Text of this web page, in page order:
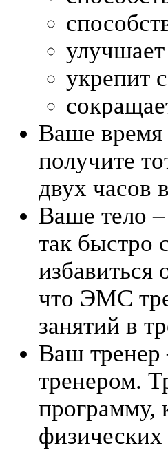
укрепит
Ваше
получите
двух часов
Ваше тело
так быстро
избавиться
что ЭМС
занятий в
Ваш тренер
тренером.
программу,